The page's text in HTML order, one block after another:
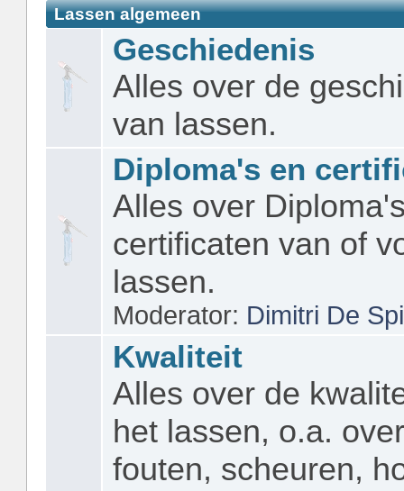
Lassen algemeen
Geschiedenis
Alles over de
van lassen.
Diploma's en
Alles over
certificaten van of
lassen.
Moderator: Dimitri De
Kwaliteit
Alles over de
het lassen, o.a.
fouten, scheuren,